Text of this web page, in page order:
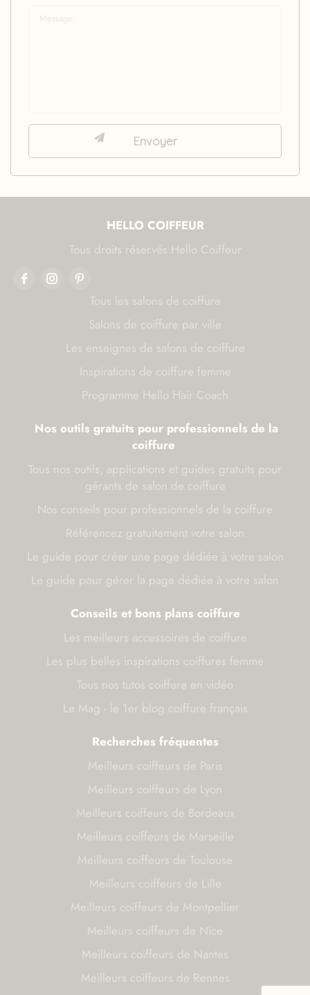
HELLO COIFFEUR
Tous droits réservés Hello Coiffeur
Tous les salons de coiffure
Salons de coiffure par ville
Les enseignes de salons de coiffure
Inspirations de coiffure femme
Programme Hello Hair Coach
Nos outils gratuits pour professionnels de la
coiffure
Tous nos outils, applications et guides gratuits pour
gérants de salon de coiffure
Nos conseils pour professionnels de la coiffure
Référencez gratuitement votre salon
Le guide pour créer une page dédiée à votre salon
Le guide pour gérer la page dédiée à votre salon
Conseils et bons plans coiffure
Les meilleurs accessoires de coiffure
Les plus belles inspirations coiffures femme
Tous nos tutos coiffure en vidéo
Le Mag - le 1er blog coiffure français
Recherches fréquentes
Meilleurs coiffeurs de Paris
Meilleurs coiffeurs de Lyon
Meilleurs coiffeurs de Bordeaux
Meilleurs coiffeurs de Marseille
Meilleurs coiffeurs de Toulouse
Meilleurs coiffeurs de Lille
Meilleurs coiffeurs de Montpellier
Meilleurs coiffeurs de Nice
Meilleurs coiffeurs de Nantes
Meilleurs coiffeurs de Rennes